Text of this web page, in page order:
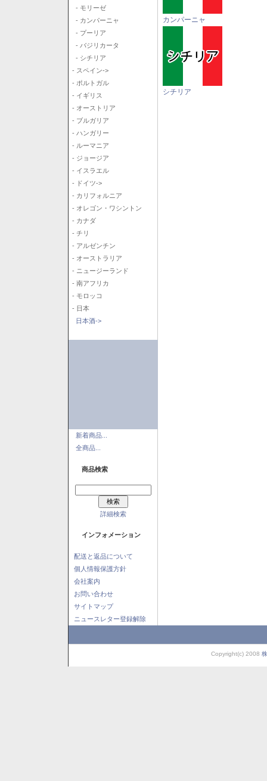
- モリーゼ
- カンパーニャ
- プーリア
- バジリカータ
- シチリア
- スペイン->
- ポルトガル
- イギリス
- オーストリア
- ブルガリア
- ハンガリー
- ルーマニア
- ジョージア
- イスラエル
- ドイツ->
- カリフォルニア
- オレゴン・ワシントン
- カナダ
- チリ
- アルゼンチン
- オーストラリア
- ニュージーランド
- 南アフリカ
- モロッコ
- 日本
日本酒->
新着商品...
全商品...
商品検索
詳細検索
インフォメーション
配送と返品について
個人情報保護方針
会社案内
お問い合わせ
サイトマップ
ニュースレター登録解除
カンパーニャ
シチリア
Copyright(c) 2008